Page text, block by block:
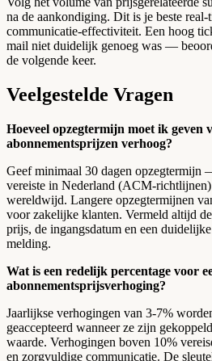
na de aankondiging. Dit is je beste
communicatie-effectiviteit. Een hoog
mail niet duidelijk genoeg was —
de volgende keer.
Veelgestelde Vragen
Hoeveel opzegtermijn moet ik geven
abonnementsprijzen verhoog?
Geef minimaal 30 dagen opzegtermijn
vereiste in Nederland (ACM-
wereldwijd. Langere opzegtermijnen
voor zakelijke klanten. Vermeld altijd
prijs, de ingangsdatum en een
melding.
Wat is een redelijk percentage voor
abonnementsprijsverhoging?
Jaarlijkse verhogingen van 3-7%
geaccepteerd wanneer ze zijn
waarde. Verhogingen boven 10%
en zorgvuldige communicatie. De